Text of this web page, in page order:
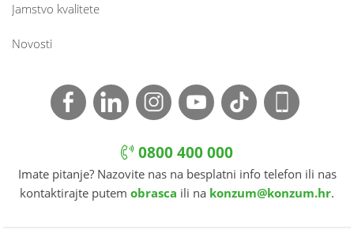
Jamstvo kvalitete
Novosti
0800 400 000
Imate pitanje? Nazovite nas na besplatni info telefon ili nas
kontaktirajte putem obrasca ili na konzum@konzum.hr.